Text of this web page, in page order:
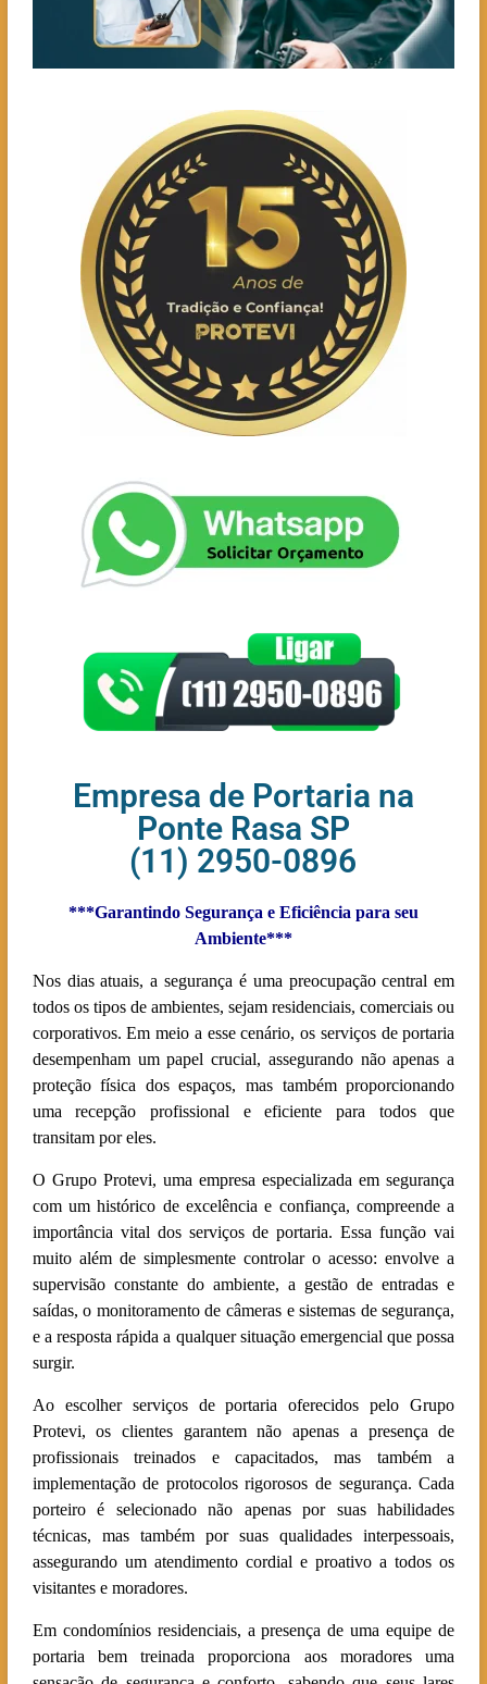
Empresa de Portaria na
Ponte Rasa SP
(11) 2950-0896
***Garantindo Segurança e Eficiência para seu
Ambiente***
Nos dias atuais, a segurança é uma preocupação central em
todos os tipos de ambientes, sejam residenciais, comerciais ou
corporativos. Em meio a esse cenário, os serviços de portaria
desempenham um papel crucial, assegurando não apenas a
proteção física dos espaços, mas também proporcionando
uma recepção profissional e eficiente para todos que
transitam por eles.
O Grupo Protevi, uma empresa especializada em segurança
com um histórico de excelência e confiança, compreende a
importância vital dos serviços de portaria. Essa função vai
muito além de simplesmente controlar o acesso: envolve a
supervisão constante do ambiente, a gestão de entradas e
saídas, o monitoramento de câmeras e sistemas de segurança,
e a resposta rápida a qualquer situação emergencial que possa
surgir.
Ao escolher serviços de portaria oferecidos pelo Grupo
Protevi, os clientes garantem não apenas a presença de
profissionais treinados e capacitados, mas também a
implementação de protocolos rigorosos de segurança. Cada
porteiro é selecionado não apenas por suas habilidades
técnicas, mas também por suas qualidades interpessoais,
assegurando um atendimento cordial e proativo a todos os
visitantes e moradores.
Em condomínios residenciais, a presença de uma equipe de
portaria bem treinada proporciona aos moradores uma